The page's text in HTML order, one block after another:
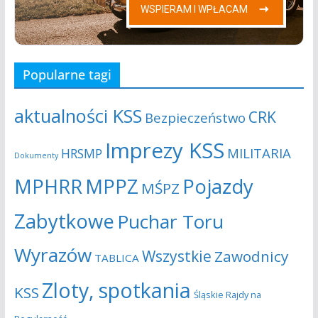
Popularne tagi
aktualności KSS Bezpieczeństwo CRK
Dokumenty HRSMP Imprezy KSS MILITARIA
MPHRRMPPZ MŚPZ Pojazdy
Zabytkowe Puchar Toru
Wyrazów TABLICA Wszystkie Zawodnicy
KSS Zloty, spotkania Śląskie Rajdy na